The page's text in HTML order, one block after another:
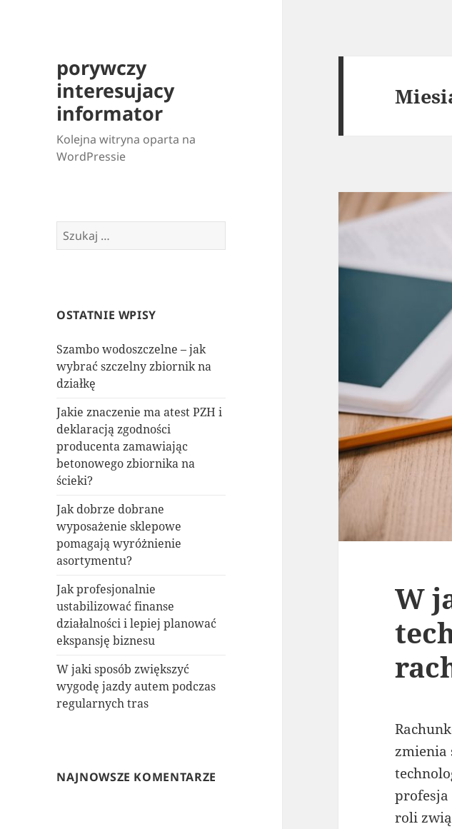
porywczy
interesujacy
informator
Kolejna witryna oparta na
WordPressie
Szukaj:
OSTATNIE WPISY
Szambo wodoszczelne – jak
wybrać szczelny zbiornik na
działkę
Jakie znaczenie ma atest PZH i
deklaracją zgodności
producenta zamawiając
betonowego zbiornika na
ścieki?
Jak dobrze dobrane
wyposażenie sklepowe
pomagają wyróżnienie
asortymentu?
Jak profesjonalnie
ustabilizować finanse
działalności i lepiej planować
ekspansję biznesu
W jaki sposób zwiększyć
wygodę jazdy autem podczas
regularnych tras
NAJNOWSZE KOMENTARZE
W
zmienia
profesja
roli